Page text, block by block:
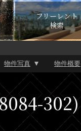
フリーレント
検索
物件写真 物件概要
302)